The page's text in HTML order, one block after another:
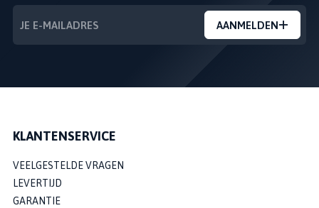
AANMELDEN
KLANTENSERVICE
VEELGESTELDE VRAGEN
LEVERTIJD
GARANTIE